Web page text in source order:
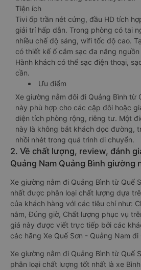
Tiện ích
Tivi ốp trần nét cứng, đầu HD tích
giải trí hấp dẫn. Trong phòng có tai
nhiều chế độ sáng, wifi tốc độ cao.
có thiết kế ổ cắm sạc đa năng
Hành khách có thể sạc điện thoại,
cần.
Ưu điểm
Xe giường nằm đôi đi Quảng Bình từ
này phù hợp cho các cặp đôi hoặc
diện tích phòng rộng, riêng tư. Một
này là không bắt khách dọc đường,
nhồi nhét trong quá trình di chuyển.
2. Về chất lượng, review, đánh
Quảng Nam Quảng Bình giường
Xe giường nằm đi Quảng Bình từ Quế
nhất được phân loại chất lượng dựa
của khách hàng với các tiêu chí như:
nằm, Đúng giờ, Chất lượng phục vụ
giá này được viết trực tiếp bởi các
các hãng Xe Quế Sơn - Quảng Nam đi
Xe giường nằm đi Quảng Bình từ Quế
phân loại chất lượng tốt nhất là xe